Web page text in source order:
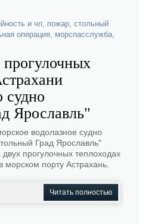
и чп, пожар, стольный
операция, морспасслужба,
судно
Ярославль"
водолазное судно
Град Ярославль"
прогулочных теплоходах
порту Астрахань.
Читать полностью